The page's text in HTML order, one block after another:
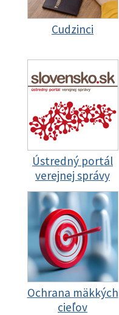
Cudzinci
Ústredný portál
verejnej správy
Ochrana mäkkých
cieľov